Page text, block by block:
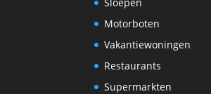
Motorboten
Vakantiewoningen
Restaurants
Supermarkten